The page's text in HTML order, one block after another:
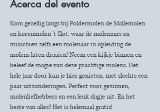
Acerca del evento
Kom gezellig langs bij Poldermolen de Mallemolen
en korenmolen 't Slot, waar de molenaars en
misschien zelfs een molenaar in opleiding de
molens laten draaien! Neem een kijkje binnen en
beleef de magie van deze prachtige molens. Het
hele jaar door kun je hier genieten, met slechts een
paar uitzonderingen. Perfect voor gezinnen,
molenliefhebbers en een leuk dagje uit. En het
beste van alles? Het is helemaal gratis!